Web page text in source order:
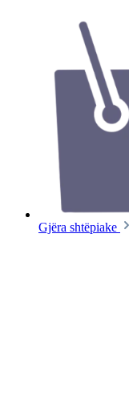
Gjëra shtëpiake